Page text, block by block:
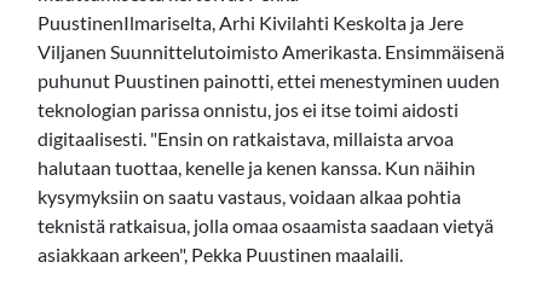
PuustinenIlmariselta, Arhi Kivilahti Keskolta ja Jere
Viljanen Suunnittelutoimisto Amerikasta. Ensimmäisenä
puhunut Puustinen painotti, ettei menestyminen uuden
teknologian parissa onnistu, jos ei itse toimi aidosti
digitaalisesti. "Ensin on ratkaistava, millaista arvoa
halutaan tuottaa, kenelle ja kenen kanssa. Kun näihin
kysymyksiin on saatu vastaus, voidaan alkaa pohtia
teknistä ratkaisua, jolla omaa osaamista saadaan vietyä
asiakkaan arkeen", Pekka Puustinen maalaili.